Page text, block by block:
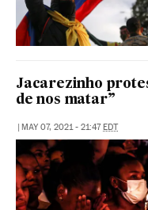
Jacarezinho
de nos matar”
| MAY 07, 2021 - 21:47EDT